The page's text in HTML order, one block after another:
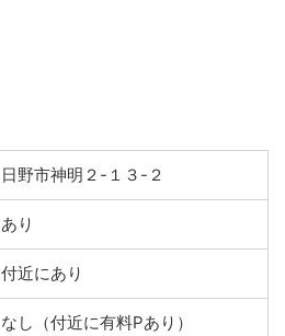
日野市神明２-１３-２
あり
付近にあり
なし（付近に有料Pあり）